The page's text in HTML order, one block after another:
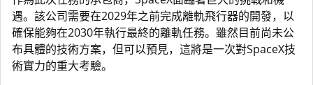
遇。該公司需要在2029年之前完成離軌飛行器的開發，以
確保能夠在2030年執行最終的離軌任務。雖然目前尚未公
布具體的技術方案，但可以預見，這將是一次對SpaceX技
術實力的重大考驗。